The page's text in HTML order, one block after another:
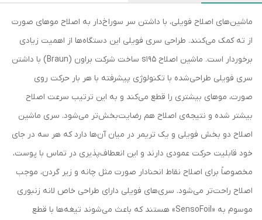
ماشین‌های اصلاح فویلی، با داشتن سر سوراخ‌دار به اصلاح موهای صورت
از ته کمک می‌کنند. طراحی سری فویلی این دستگاه‌ها از اهمیت زیادی
برخوردار است. ماشین اصلاح s195 ساخت شرکت براون (Braun) با داشتن
سری فویلی طراحی‌شده با تکنولوژی پیشرفته با هر بار حرکت روی
صورت، موهای بیشتری را قطع می‌کند و به این ترتیب سرعت اصلاح
بیشتر شده و نتیجه‌ی اصلاح هم رضایت‌بخش‌تر می‌شود. سری ماشین
اصلاح دو بخش فویلی و یک تریمر در میان آن‌ها دارد که هر سه در جای
خود قابلیت حرکت عمودی دارند و این انعطاف‌پذیری در تماس با پوست،
مخصوصاً برای اصلاح نقاط انحنادار صورت مثل چانه و زیر گردن، موجب
اصلاح راحت‌تر می‌شود. سری‌های فویلی دارای طراحی خاص لانه زنبوری
موسوم به «SensoFoil» هستند که باعث می‌شوند تیغه‌ها با قطع